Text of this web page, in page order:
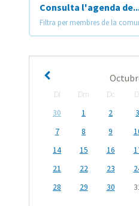
Consulta l'agenda
Filtra per membres de la
Dl Dm Dc
30
1 2 3
7
8 9
14
15 16
21
22 23
28
29 30